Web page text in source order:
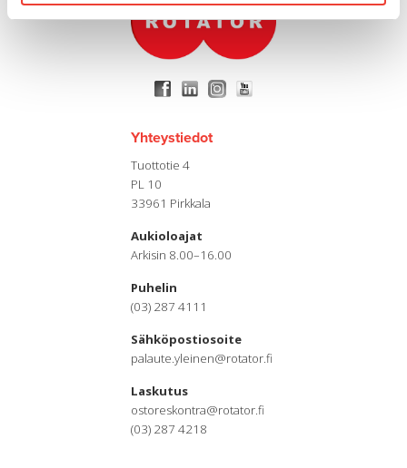
Yhteystiedot
Tuottotie 4
PL 10
33961 Pirkkala
Aukioloajat
Arkisin 8.00–16.00
Puhelin
(03) 287 4111
Sähköpostiosoite
palaute.yleinen@rotator.fi
Laskutus
ostoreskontra@rotator.fi
(03) 287 4218